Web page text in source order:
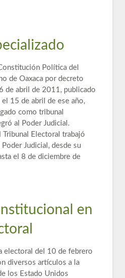
Política del
de Oaxaca por decreto
de abril de 2011, publicado
15 de abril de ese año,
como tribunal
al Poder Judicial.
Tribunal Electoral trabajó
Judicial, desde su
el 8 de diciembre de
en
electoral del 10 de febrero
diversos artículos a la
los Estado Unidos